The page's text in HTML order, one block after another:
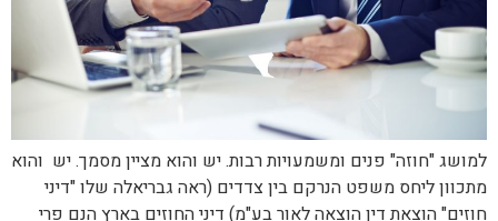
למושג "חוזה" פנים ומשמעויות רבות. יש והוא מציין מסמך. יש והוא
מתכוון ליחס משפט הנרקם בין צדדים (ראה גבריאלה שלו "דיני
חוזים" הוצאת דין הוצאה לאור בע"מ) דיני החוזים בארץ הנם פרי